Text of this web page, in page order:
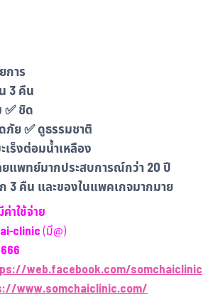
การ
3 คืน
✅ ชิด
ภัย ✅ ดูธรรมชาติ
เร็งต่อมน้ำเหลือง
แพทย์มากประสบการณ์กว่า 20 ปี
3 คืน และของในแพคเกจมากมาย
าใช้จ่าย
clinic(มี@)
web.facebook.com/somchaiclinic
www.somchaiclinic.com/